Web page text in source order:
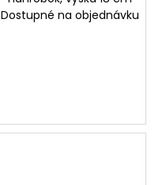
Dostupné na objednávku